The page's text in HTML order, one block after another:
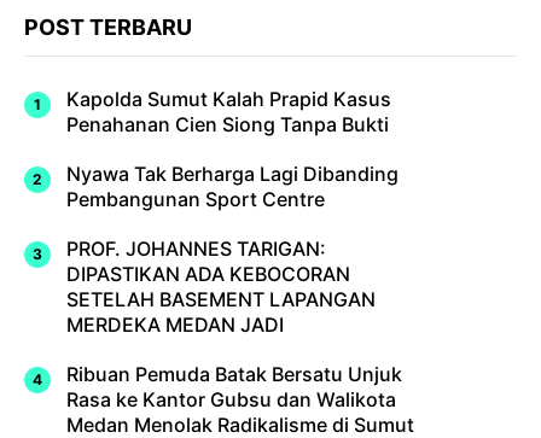
POST TERBARU
Kapolda Sumut Kalah Prapid Kasus
Penahanan Cien Siong Tanpa Bukti
Nyawa Tak Berharga Lagi Dibanding
Pembangunan Sport Centre
PROF. JOHANNES TARIGAN:
DIPASTIKAN ADA KEBOCORAN
SETELAH BASEMENT LAPANGAN
MERDEKA MEDAN JADI
Ribuan Pemuda Batak Bersatu Unjuk
Rasa ke Kantor Gubsu dan Walikota
Medan Menolak Radikalisme di Sumut